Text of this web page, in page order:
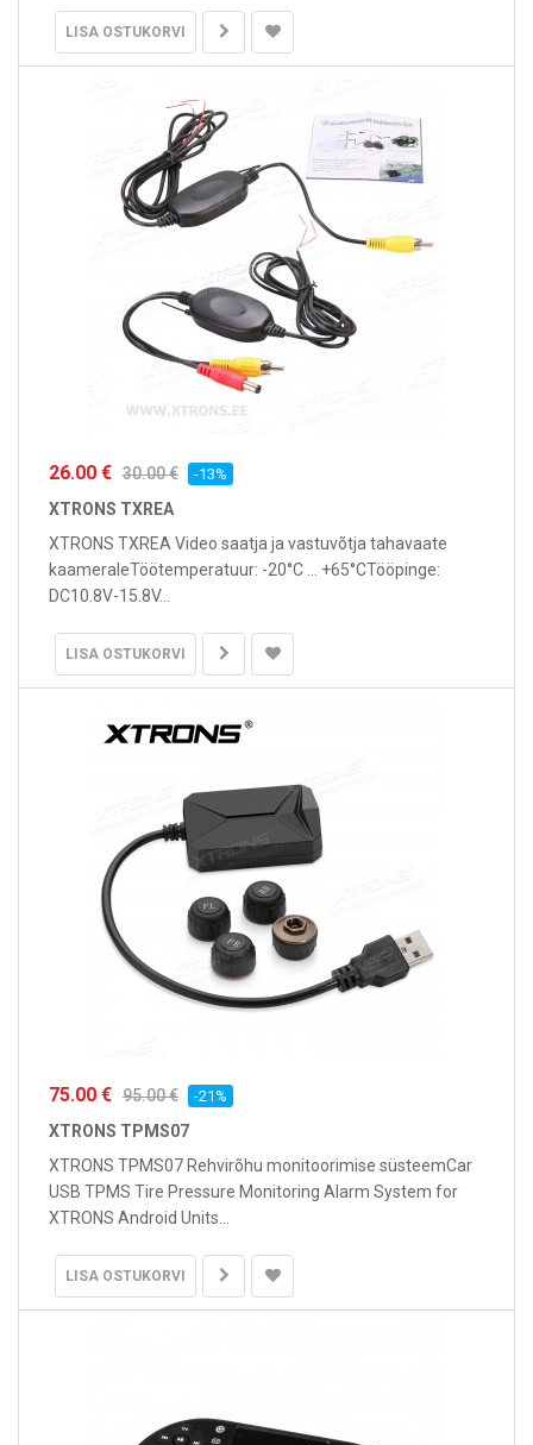
LISA OSTUKORVI
26.00 € 30.00 € -13%
XTRONS TXREA
XTRONS TXREA Video saatja ja vastuvõtja tahavaate
kaameraleTöötemperatuur: -20°C ... +65°CTööpinge:
DC10.8V-15.8V...
LISA OSTUKORVI
75.00 € 95.00 € -21%
XTRONS TPMS07
XTRONS TPMS07 Rehvirõhu monitoorimise süsteemCar
USB TPMS Tire Pressure Monitoring Alarm System for
XTRONS Android Units...
LISA OSTUKORVI